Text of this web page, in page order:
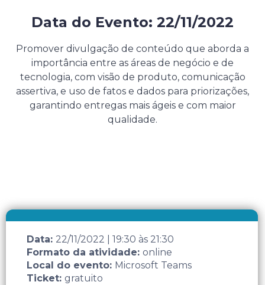
Data do Evento: 22/11/2022
Promover divulgação de conteúdo que aborda a
importância entre as áreas de negócio e de
tecnologia, com visão de produto, comunicação
assertiva, e uso de fatos e dados para priorizações,
garantindo entregas mais ágeis e com maior
qualidade.
Data: 22/11/2022 19:30 às 21:30
Formato da atividade: online
Local do evento: Microsoft Teams
Ticket: gratuito